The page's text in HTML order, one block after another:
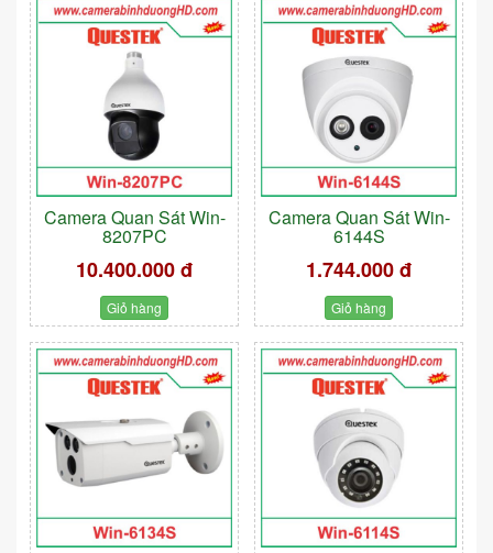
Camera Quan Sát Win-
8207PC
10.400.000 đ
Giỏ hàng
Camera Quan Sát Win-
6144S
1.744.000 đ
Giỏ hàng